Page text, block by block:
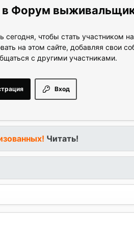
Форум
сегодня, чтобы стать участником
на этом сайте, добавляя свои
с другими участниками.
Вход
Читать!